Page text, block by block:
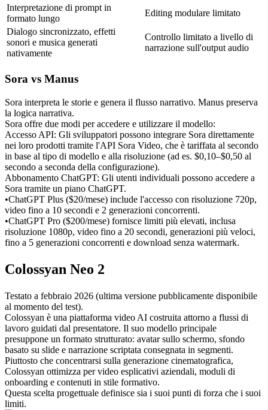
Interpretazione di prompt in
formato lungo
Editing modulare limitato
Dialogo sincronizzato, effetti
sonori e musica generati
nativamente
Controllo limitato a livello di
narrazione sull'output audio
Sora vs Manus
Sora interpreta le storie e genera il flusso narrativo. Manus preserva
la logica narrativa.
Sora offre due modi per accedere e utilizzare il modello:
Accesso API: Gli sviluppatori possono integrare Sora direttamente
nei loro prodotti tramite l'API Sora Video, che è tariffata al secondo
in base al tipo di modello e alla risoluzione (ad es. $0,10–$0,50 al
secondo a seconda della configurazione).
Abbonamento ChatGPT: Gli utenti individuali possono accedere a
Sora tramite un piano ChatGPT.
•ChatGPT Plus ($20/mese) include l'accesso con risoluzione 720p,
video fino a 10 secondi e 2 generazioni concorrenti.
•ChatGPT Pro ($200/mese) fornisce limiti più elevati, inclusa
risoluzione 1080p, video fino a 20 secondi, generazioni più veloci,
fino a 5 generazioni concorrenti e download senza watermark.
Colossyan Neo 2
Testato a febbraio 2026 (ultima versione pubblicamente disponibile
al momento del test).
Colossyan è una piattaforma video AI costruita attorno a flussi di
lavoro guidati dal presentatore. Il suo modello principale
presuppone un formato strutturato: avatar sullo schermo, sfondo
basato su slide e narrazione scriptata consegnata in segmenti.
Piuttosto che concentrarsi sulla generazione cinematografica,
Colossyan ottimizza per video esplicativi aziendali, moduli di
onboarding e contenuti in stile formativo.
Questa scelta progettuale definisce sia i suoi punti di forza che i suoi
limiti.